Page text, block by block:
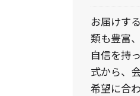
お届けす
類も豊富
自信を持
式から、
希望に合